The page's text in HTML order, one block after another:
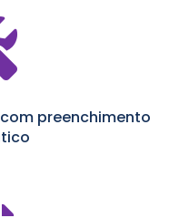
preenchimento